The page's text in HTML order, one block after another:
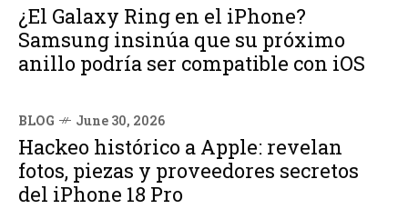
¿El Galaxy Ring en el iPhone?
Samsung insinúa que su próximo
anillo podría ser compatible con iOS
BLOG June 30, 2026
Hackeo histórico a Apple: revelan
fotos, piezas y proveedores secretos
del iPhone 18 Pro